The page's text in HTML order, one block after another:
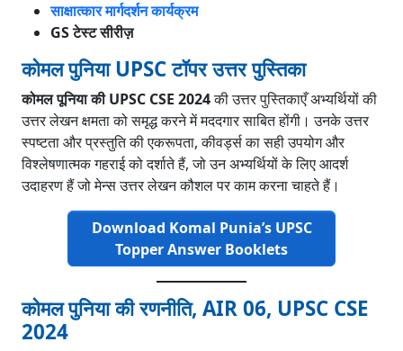
साक्षात्कार मार्गदर्शन कार्यक्रम
GS टेस्ट सीरीज़
कोमल पुनिया UPSC टॉपर उत्तर पुस्तिका
कोमल पूनिया की UPSC CSE 2024की उत्तर पुस्तिकाएँ अभ्यर्थियों की
उत्तर लेखन क्षमता को समृद्ध करने में मददगार साबित होंगी। उनके उत्तर
स्पष्टता और प्रस्तुति की एकरूपता, कीवर्ड्स का सही उपयोग और
विश्लेषणात्मक गहराई को दर्शाते हैं, जो उन अभ्यर्थियों के लिए आदर्श
उदाहरण हैं जो मेन्स उत्तर लेखन कौशल पर काम करना चाहते हैं।
Download Komal Punia’s UPSC
Topper Answer Booklets
कोमल पुनिया की रणनीति, AIR 06, UPSC CSE
2024